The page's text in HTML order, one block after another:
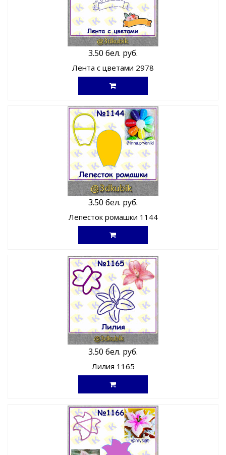
3.50 бел. руб.
Лента с цветами 2978
3.50 бел. руб.
Лепесток ромашки 1144
3.50 бел. руб.
Лилия 1165